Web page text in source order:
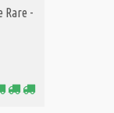
Rare -